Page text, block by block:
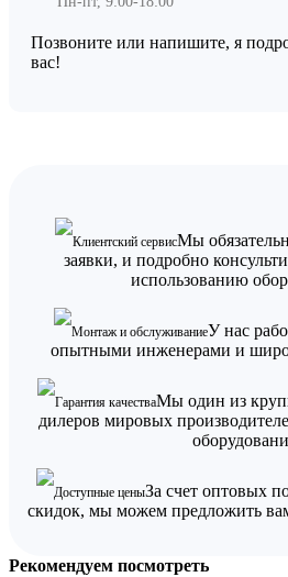
Позвоните или напишите, я
вас!
Клиентский сервисМы
заявки, и подробно
использованию
Монтаж и обслуживаниеУ нас
опытными инженерами и
Гарантия качестваМы один из
дилеров мировых
Доступные ценыЗа счет оптовых
скидок, мы можем предложить
Рекомендуем посмотреть